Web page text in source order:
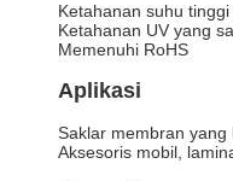
Ketahanan suhu
Ketahanan UV yang
Memenuhi RoHS
Aplikasi
Saklar membran yang
Aksesoris mobil,